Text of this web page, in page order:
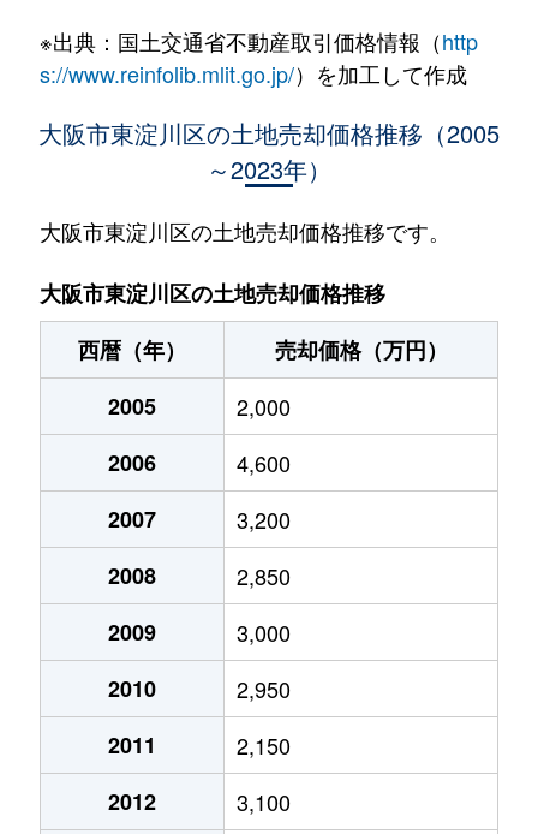
北江口
5,700万円 井高野
徒歩1分
9,100万円 下新庄
下新庄
1,600万円 下新庄
下新庄
5,300万円 下新庄
下新庄
6,900万円 下新庄
3,200万円 上新庄
13,000万円 上新庄
27,000万円 ＪＲ淡路
3,200万円 ＪＲ淡路
20,000万円 ＪＲ淡路
2,400万円 ＪＲ淡路
3,000万円 ＪＲ淡路
3,700万円 瑞光四丁目
※出典：国土交通省不動産取引価格情報（http
s://www.reinfolib.mlit.go.jp/）を加工して作成
大阪市東淀川区の土地売却価格推移（2005
～2023年）
大阪市東淀川区の土地売却価格推移です。
大阪市東淀川区の土地売却価格推移
西暦（年）
売却価格（万円）
2005
2,000
2006
4,600
2007
3,200
2008
2,850
2009
3,000
2010
2,950
2011
2,150
2012
3,100